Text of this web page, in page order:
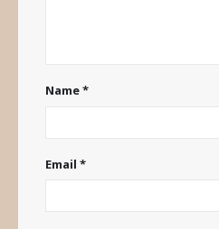
Name*
Email *